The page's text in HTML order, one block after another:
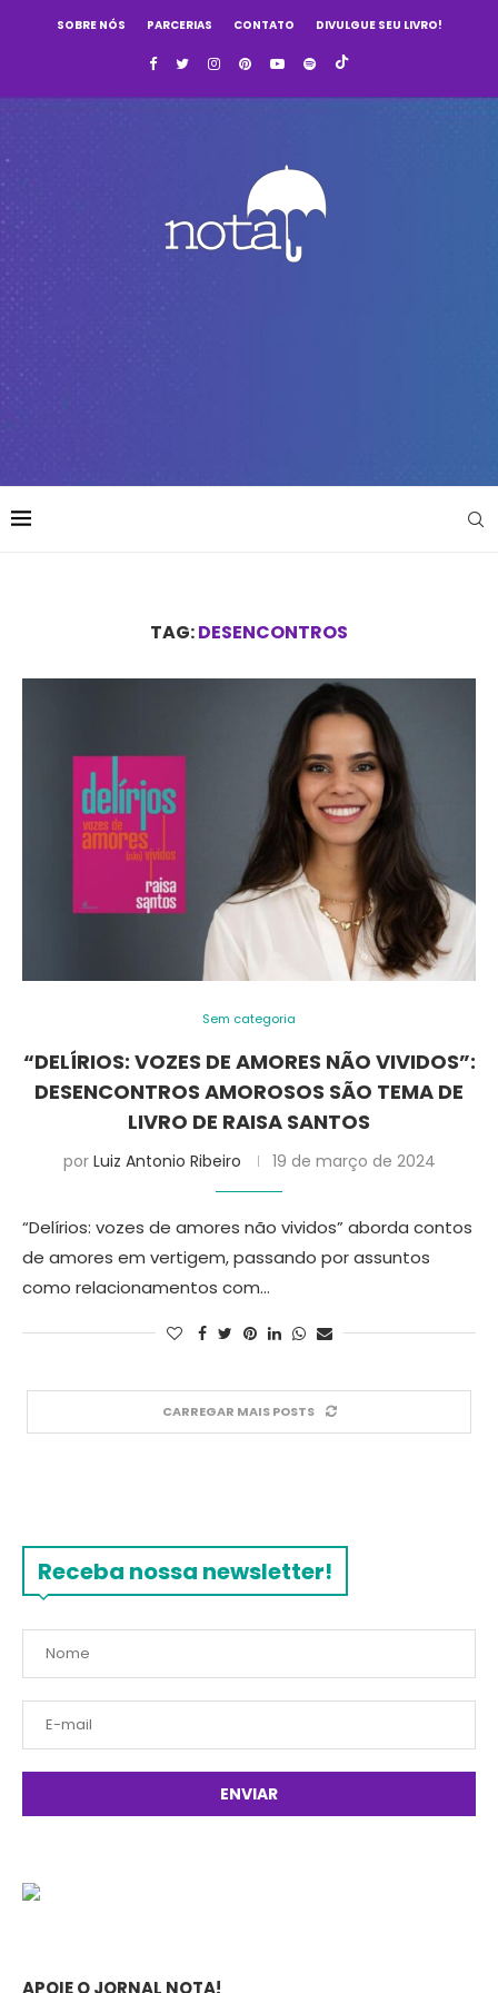
SOBRE NÓS PARCERIAS CONTATO DIVULGUE SEU LIVRO!
TAG:DESENCONTROS
Sem categoria
“DELÍRIOS: VOZES DE AMORES NÃO VIVIDOS”:
DESENCONTROS AMOROSOS SÃO TEMA DE
LIVRO DE RAISA SANTOS
por Luiz Antonio Ribeiro 19 de março de 2024
“Delírios: vozes de amores não vividos” aborda contos
de amores em vertigem, passando por assuntos
como relacionamentos com…
CARREGAR MAIS POSTS
Receba nossa newsletter!
APOIE O JORNAL NOTA!